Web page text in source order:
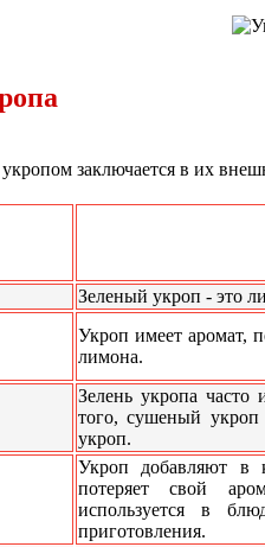
заключается в их
Зеленый укроп - это
Укроп имеет аромат,
лимона.
Зелень укропа часто
того, сушеный
укроп.
Укроп добавляют в
потеряет свой
используется в
приготовления.